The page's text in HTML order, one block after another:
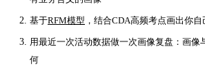
基于RFM模型 ，结合CDA高频考点画出你
用最近一次活动数据做一次画像复盘：画像
何